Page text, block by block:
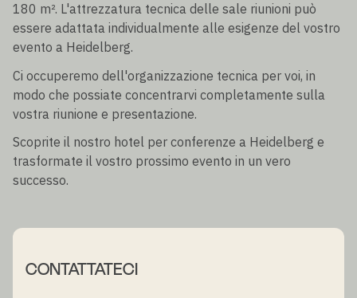
180 m². L'attrezzatura tecnica delle sale riunioni può
essere adattata individualmente alle esigenze del vostro
evento a Heidelberg.
Ci occuperemo dell'organizzazione tecnica per voi, in
modo che possiate concentrarvi completamente sulla
vostra riunione e presentazione.
Scoprite il nostro hotel per conferenze a Heidelberg e
trasformate il vostro prossimo evento in un vero
successo.
CONTATTATECI